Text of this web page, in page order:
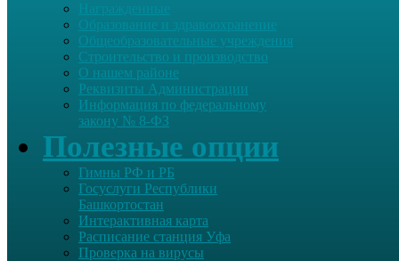
Награжденные
Образование и здравоохранение
Общеобразовательные учреждения
Строительство и производство
О нашем районе
Реквизиты Администрации
Информация по федеральному
закону № 8-ФЗ
Полезные опции
Гимны РФ и РБ
Госуслуги Республики
Башкортостан
Интерактивная карта
Расписание станция Уфа
Проверка на вирусы